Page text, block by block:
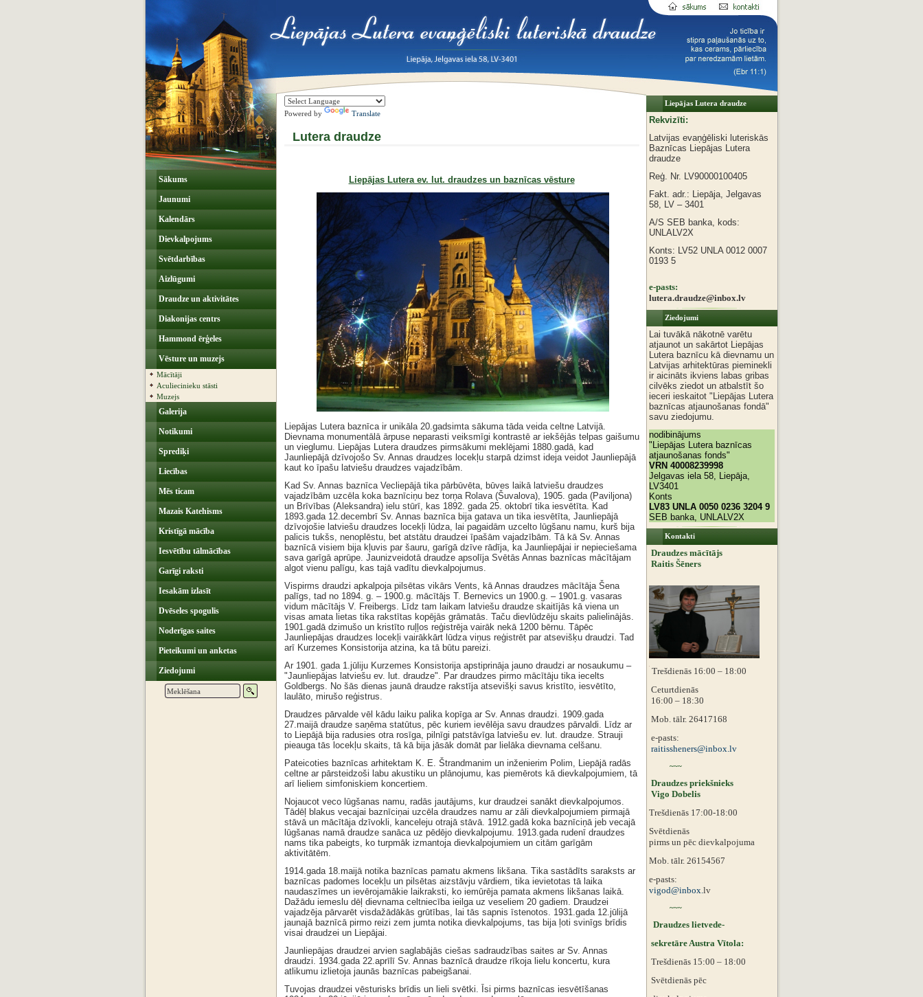
Sākums
Jaunumi
Kalendārs
Dievkalpojums
Svētdarbības
Aizlūgumi
Draudze un aktivitātes
Diakonijas centrs
Hammond ērģeles
Vēsture un muzejs
Mācītāji
Aculiecinieku stāsti
Muzejs
Galerija
Notikumi
Sprediķi
Liecības
Mēs ticam
Mazais Katehisms
Kristīgā mācība
Iesvētību tālmācības
Garīgi raksti
Iesakām izlasīt
Dvēseles spogulis
Noderīgas saites
Pieteikumi un anketas
Ziedojumi
Powered by Translate
Lutera draudze
Liepājas Lutera ev. lut. draudzes un baznīcas vēsture
Liepājas Lutera baznīca ir unikāla 20.gadsimta sākuma tāda veida celtne Latvijā.
Dievnama monumentālā ārpuse neparasti veiksmīgi kontrastē ar iekšējās telpas gaišumu
un vieglumu. Liepājas Lutera draudzes pirmsākumi meklējami 1880.gadā, kad
Jaunliepājā dzīvojošo Sv. Annas draudzes locekļu starpā dzimst ideja veidot Jaunliepājā
kaut ko īpašu latviešu draudzes vajadzībām.
Kad Sv. Annas baznīca Vecliepājā tika pārbūvēta, būves laikā latviešu draudzes
vajadzībām uzcēla koka baznīciņu bez torņa Rolava (Šuvalova), 1905. gada (Paviljona)
un Brīvības (Aleksandra) ielu stūrī, kas 1892. gada 25. oktobrī tika iesvētīta. Kad
1893.gada 12.decembrī Sv. Annas baznīca bija gatava un tika iesvētīta, Jaunliepājā
dzīvojošie latviešu draudzes locekļi lūdza, lai pagaidām uzcelto lūgšanu namu, kurš bija
palicis tukšs, nenoplēstu, bet atstātu draudzei īpašām vajadzībām. Tā kā Sv. Annas
baznīcā visiem bija kļuvis par šauru, garīgā dzīve rādīja, ka Jaunliepājai ir nepieciešama
sava garīgā aprūpe. Jaunizveidotā draudze apsolīja Svētās Annas baznīcas mācītājam
algot vienu palīgu, kas tajā vadītu dievkalpojumus.
Vispirms draudzi apkalpoja pilsētas vikārs Vents, kā Annas draudzes mācītāja Šena
palīgs, tad no 1894. g. – 1900.g. mācītājs T. Bernevics un 1900.g. – 1901.g. vasaras
vidum mācītājs V. Freibergs. Līdz tam laikam latviešu draudze skaitījās kā viena un
visas amata lietas tika rakstītas kopējās grāmatās. Taču dievlūdzēju skaits palielinājās.
1901.gadā dzimušo un kristīto ruļļos reģistrēja vairāk nekā 1200 bērnu. Tāpēc
Jaunliepājas draudzes locekļi vairākkārt lūdza viņus reģistrēt par atsevišķu draudzi. Tad
arī Kurzemes Konsistorija atzina, ka tā būtu pareizi.
Ar 1901. gada 1.jūliju Kurzemes Konsistorija apstiprināja jauno draudzi ar nosaukumu –
"Jaunliepājas latviešu ev. lut. draudze". Par draudzes pirmo mācītāju tika iecelts
Goldbergs. No šās dienas jaunā draudze rakstīja atsevišķi savus kristīto, iesvētīto,
laulāto, mirušo reģistrus.
Draudzes pārvalde vēl kādu laiku palika kopīga ar Sv. Annas draudzi. 1909.gada
27.maijā draudze saņēma statūtus, pēc kuriem ievēlēja savu draudzes pārvaldi. Līdz ar
to Liepājā bija radusies otra rosīga, pilnīgi patstāvīga latviešu ev. lut. draudze. Strauji
pieauga tās locekļu skaits, tā kā bija jāsāk domāt par lielāka dievnama celšanu.
Pateicoties baznīcas arhitektam K. E. Štrandmanim un inženierim Polim, Liepājā radās
celtne ar pārsteidzoši labu akustiku un plānojumu, kas piemērots kā dievkalpojumiem, tā
arī lieliem simfoniskiem koncertiem.
Nojaucot veco lūgšanas namu, radās jautājums, kur draudzei sanākt dievkalpojumos.
Tādēļ blakus vecajai baznīciņai uzcēla draudzes namu ar zāli dievkalpojumiem pirmajā
stāvā un mācītāja dzīvokli, kanceleju otrajā stāvā. 1912.gadā koka baznīciņā jeb vecajā
lūgšanas namā draudze sanāca uz pēdējo dievkalpojumu. 1913.gada rudenī draudzes
nams tika pabeigts, ko turpmāk izmantoja dievkalpojumiem un citām garīgām
aktivitātēm.
1914.gada 18.maijā notika baznīcas pamatu akmens likšana. Tika sastādīts saraksts ar
baznīcas padomes locekļu un pilsētas aizstāvju vārdiem, tika ievietotas tā laika
naudaszīmes un ievērojamākie laikraksti, ko iemūrēja pamata akmens likšanas laikā.
Dažādu iemeslu dēļ dievnama celtniecība ieilga uz veseliem 20 gadiem. Draudzei
vajadzēja pārvarēt visdažādākās grūtības, lai tās sapnis īstenotos. 1931.gada 12.jūlijā
jaunajā baznīcā pirmo reizi zem jumta notika dievkalpojums, tas bija ļoti svinīgs brīdis
visai draudzei un Liepājai.
Jaunliepājas draudzei arvien saglabājās ciešas sadraudzības saites ar Sv. Annas
draudzi. 1934.gada 22.aprīlī Sv. Annas baznīcā draudze rīkoja lielu koncertu, kura
atlikumu izlietoja jaunās baznīcas pabeigšanai.
Tuvojas draudzei vēsturisks brīdis un lieli svētki. Īsi pirms baznīcas iesvētīšanas
Liepājas Lutera draudze
Rekvizīti:
Latvijas evaņģēliski luteriskās
Baznīcas Liepājas Lutera
draudze
Reģ. Nr. LV90000100405
Fakt. adr.: Liepāja, Jelgavas
58, LV – 3401
A/S SEB banka, kods:
UNLALV2X
Konts: LV52 UNLA 0012 0007
0193 5
e-pasts:
lutera.draudze@inbox.lv
Ziedojumi
Lai tuvākā nākotnē varētu
atjaunot un sakārtot Liepājas
Lutera baznīcu kā dievnamu un
Latvijas arhitektūras pieminekli
ir aicināts ikviens labas gribas
cilvēks ziedot un atbalstīt šo
ieceri ieskaitot "Liepājas Lutera
baznīcas atjaunošanas fondā"
savu ziedojumu.
nodibinājums
"Liepājas Lutera baznīcas
atjaunošanas fonds"
VRN 40008239998
Jelgavas iela 58, Liepāja,
LV3401
Konts
LV83 UNLA 0050 0236 3204 9
SEB banka, UNLALV2X
Kontakti
Draudzes mācītājs
Raitis Šēners
Trešdienās 16:00 – 18:00
Ceturtdienās
16:00 – 18:30
Mob. tālr. 26417168
e-pasts:
raitissheners@inbox.lv
~~~
Draudzes priekšnieks
Vigo Dobelis
Trešdienās 17:00-18:00
Svētdienās
pirms un pēc dievkalpojuma
Mob. tālr. 26154567
e-pasts:
vigod@inbox.lv
~~~
Draudzes lietvede-
sekretāre Austra Vītola:
Trešdienās 15:00 – 18:00
Svētdienās pēc